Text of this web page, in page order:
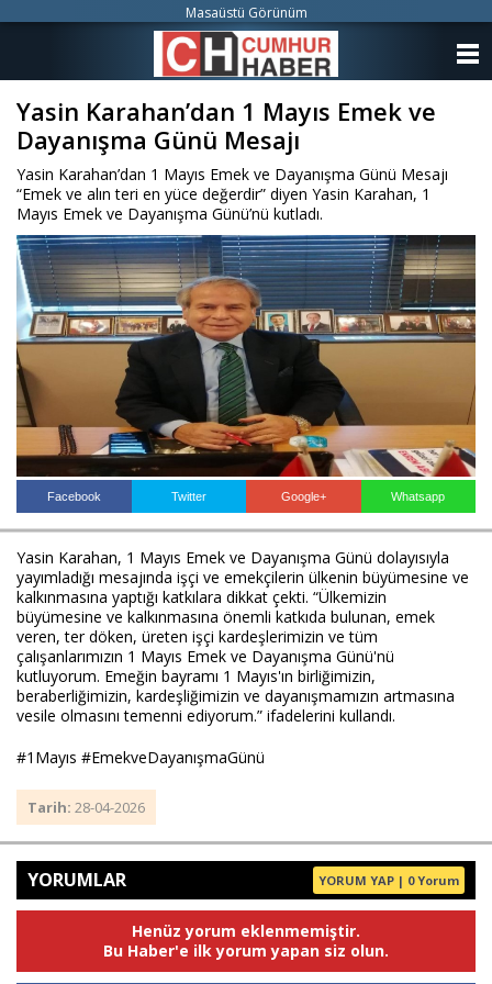
Yasin Karahan’dan 1 Mayıs Emek ve
Dayanışma Günü Mesajı
Yasin Karahan’dan 1 Mayıs Emek ve Dayanışma Günü Mesajı
“Emek ve alın teri en yüce değerdir” diyen Yasin Karahan, 1
Mayıs Emek ve Dayanışma Günü’nü kutladı.
Facebook Twitter Google+ Whatsapp
Yasin Karahan, 1 Mayıs Emek ve Dayanışma Günü dolayısıyla
yayımladığı mesajında işçi ve emekçilerin ülkenin büyümesine ve
kalkınmasına yaptığı katkılara dikkat çekti. “Ülkemizin
büyümesine ve kalkınmasına önemli katkıda bulunan, emek
veren, ter döken, üreten işçi kardeşlerimizin ve tüm
çalışanlarımızın 1 Mayıs Emek ve Dayanışma Günü'nü
kutluyorum. Emeğin bayramı 1 Mayıs'ın birliğimizin,
beraberliğimizin, kardeşliğimizin ve dayanışmamızın artmasına
vesile olmasını temenni ediyorum.” ifadelerini kullandı.
#1Mayıs #EmekveDayanışmaGünü
Tarih: 28-04-2026
YORUMLAR YORUM YAP | 0 Yorum
Henüz yorum eklenmemiştir.
Bu Haber'e ilk yorum yapan siz olun.
Masaüstü Görünüm
KATEGORİLER
FOTO GALERİ
VİDEO GALERİ
KÜNYE
İLETİŞİM
Haberin Doğru Adresi.